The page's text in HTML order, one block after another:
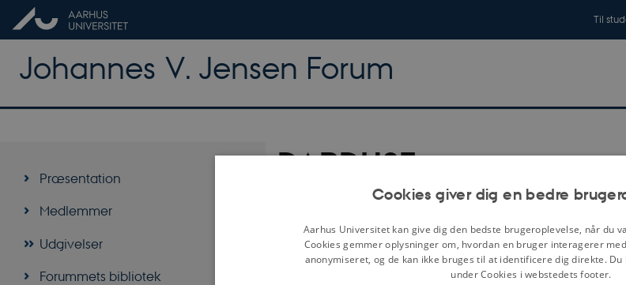
Til
Johannes V. Jensen Forum
Præsentation
Medlemmer
Udgivelser
Forummets bibliotek
DARDUSE
(Sider i alt:)<< < Side1 > >> Søg i denne tekst
Cookies giver dig en bedre
Aarhus Universitet kan give dig den bedste brugeroplevelse, når du
Cookies gemmer oplysninger om, hvordan en bruger interagerer
anonymiseret, og de kan ikke bruges til at identificere dig direkte.
under Cookies i webstedets footer.